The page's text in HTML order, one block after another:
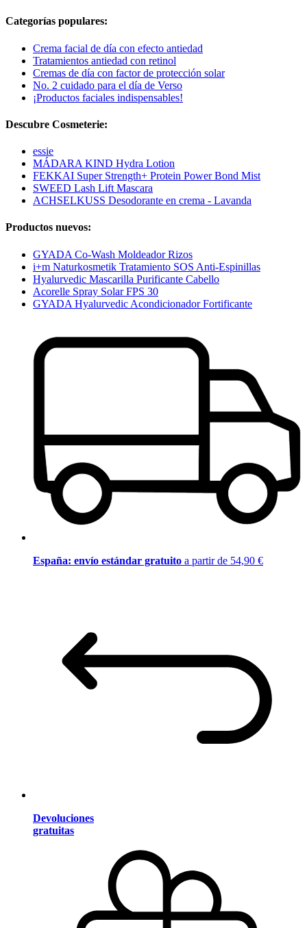
Categorías populares:
Crema facial de día con efecto antiedad
Tratamientos antiedad con retinol
Cremas de día con factor de protección solar
No. 2 cuidado para el día de Verso
¡Productos faciales indispensables!
Descubre Cosmeterie:
essie
MÁDARA KIND Hydra Lotion
FEKKAI Super Strength+ Protein Power Bond Mist
SWEED Lash Lift Mascara
ACHSELKUSS Desodorante en crema - Lavanda
Productos nuevos:
GYADA Co-Wash Moldeador Rizos
i+m Naturkosmetik Tratamiento SOS Anti-Espinillas
Hyalurvedic Mascarilla Purificante Cabello
Acorelle Spray Solar FPS 30
GYADA Hyalurvedic Acondicionador Fortificante
España: envío estándar gratuito a partir de 54,90 €
Devoluciones
gratuitas